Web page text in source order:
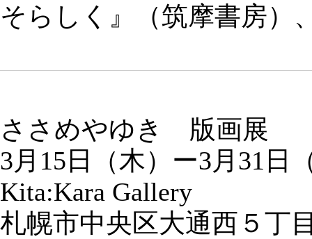
そらしく』（筑摩書房）
ささめやゆき 版画展
3月15日（木）ー3月31日
Kita:Kara Gallery
札幌市中央区大通西５丁